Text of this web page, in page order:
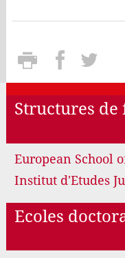
Structures
European School
Institut d'Etudes
Ecoles